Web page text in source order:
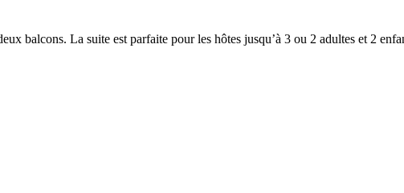
balcons. La suite est parfaite pour les hôtes jusqu’à 3 ou 2 adultes et 2